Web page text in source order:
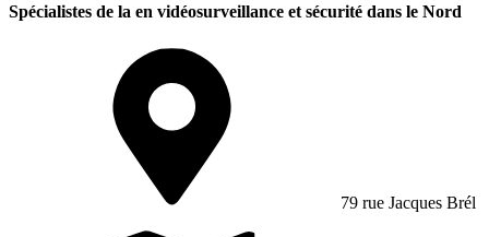
Spécialistes de la en vidéosurveillance et sécurité dans le Nord
79 rue Jacques Brél